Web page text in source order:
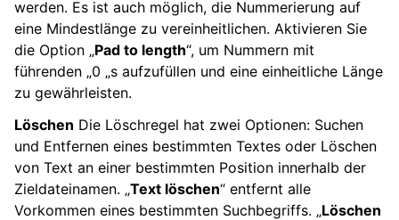
werden. Es ist auch möglich, die Nummerierung auf
eine Mindestlänge zu vereinheitlichen. Aktivieren Sie
die Option „Pad to length“, um Nummern mit
führenden „0 „s aufzufüllen und eine einheitliche Länge
zu gewährleisten.
Löschen Die Löschregel hat zwei Optionen: Suchen
und Entfernen eines bestimmten Textes oder Löschen
von Text an einer bestimmten Position innerhalb der
Zieldateinamen. „Text löschen“ entfernt alle
Vorkommen eines bestimmten Suchbegriffs. „Löschen